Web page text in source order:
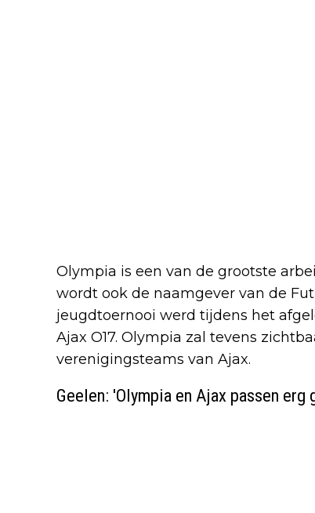
Olympia is een van de grootste
wordt ook de naamgever van de
jeugdtoernooi werd tijdens het
Ajax O17. Olympia zal tevens
verenigingsteams van Ajax.
Geelen: 'Olympia en Ajax passen erg